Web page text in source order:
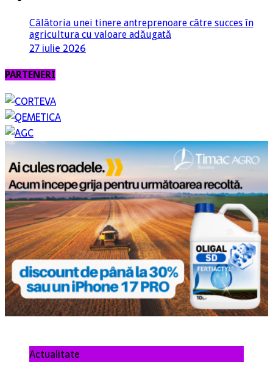
Călătoria unei tinere antreprenoare către succes în
agricultura cu valoare adăugată
27 iulie 2026
PARTENERI
Actualitate